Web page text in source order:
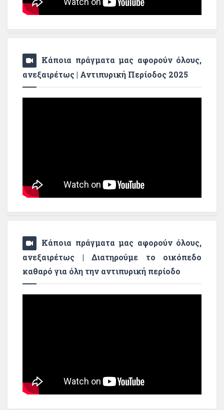
Κάποια πράγματα μας αφορούν όλους,
ανεξαιρέτως | Αντιπυρική Περίοδος 2025
Κάποια πράγματα μας αφορούν όλους,
ανεξαιρέτως | Διατηρούμε το οικόπεδο
καθαρό για όλη την αντιπυρική περίοδο